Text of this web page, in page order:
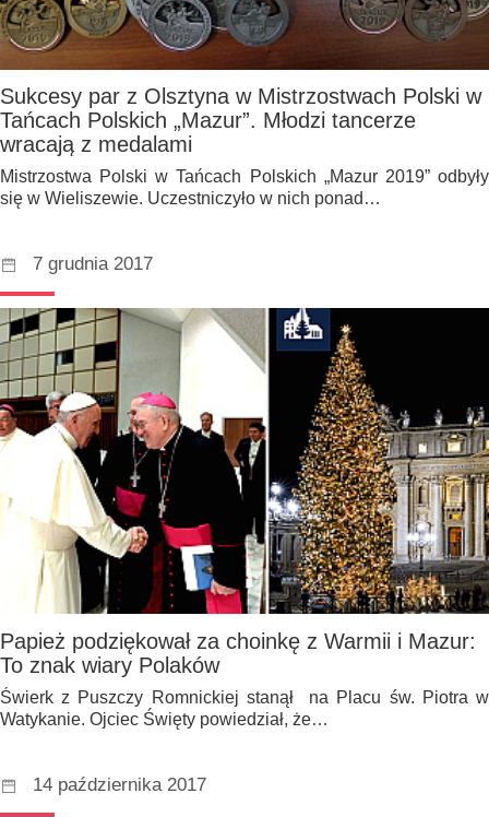
Sukcesy par z Olsztyna w Mistrzostwach Polski w
Tańcach Polskich „Mazur”. Młodzi tancerze
wracają z medalami
Mistrzostwa Polski w Tańcach Polskich „Mazur 2019” odbyły
się w Wieliszewie. Uczestniczyło w nich ponad…
7 grudnia 2017
Papież podziękował za choinkę z Warmii i Mazur:
To znak wiary Polaków
Świerk z Puszczy Romnickiej stanął na Placu św. Piotra w
Watykanie. Ojciec Święty powiedział, że…
14 października 2017